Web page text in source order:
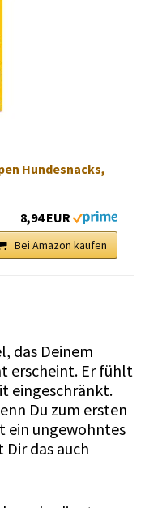
Hundesnacks,
8,94 EUR
Bei Amazon kaufen
das Deinem
erscheint. Er fühlt
eingeschränkt.
Du zum ersten
ein ungewohntes
das auch